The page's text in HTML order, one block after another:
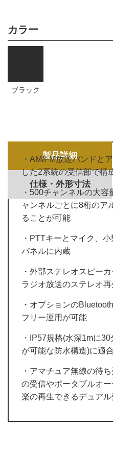
カラー
ブラック
製品詳細
仕様・外形寸法
・AM/FM放送バンドと
した2系統の受信部で構
・500チャンネルの大
ャンネルごとに8桁のア
ることが可能
・PTTキーとマイク、
パネルに内蔵
・外部ステレオスピー
ラジオ放送のステレオ
・オプションの
フリー運用が可能
・IP57規格(水深1mに
が可能な防水構造)に適
・アマチュア無線の待
の受信やポータブルオ
楽の再生できるデュア